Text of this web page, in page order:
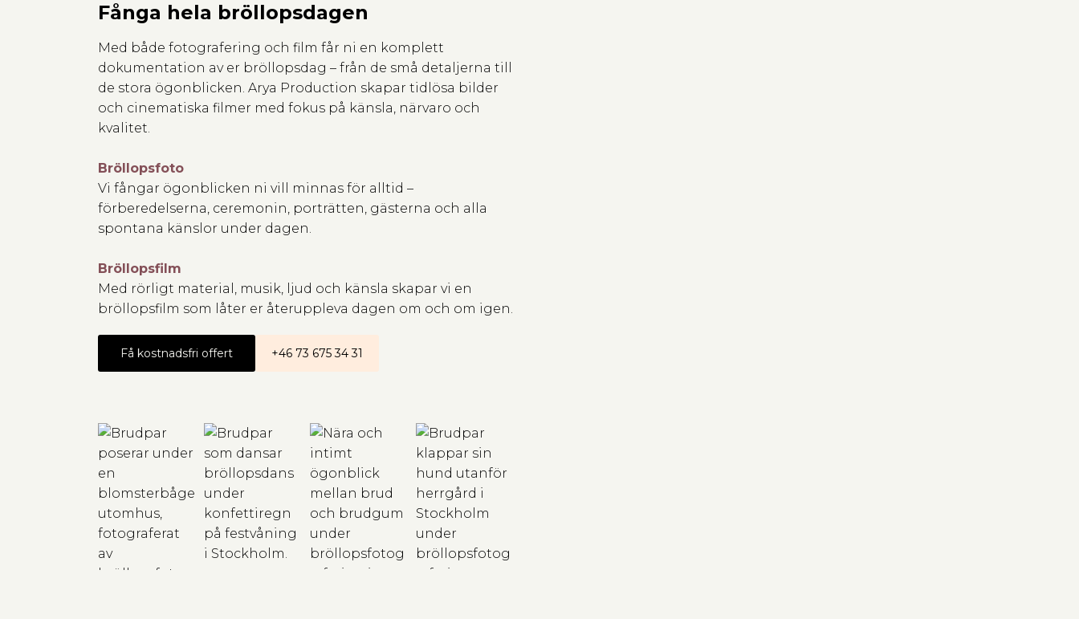
Fånga hela bröllopsdagen
Med både fotografering och film får ni en komplett
dokumentation av er bröllopsdag – från de små detaljerna till
de stora ögonblicken. Arya Production skapar tidlösa bilder
och cinematiska filmer med fokus på känsla, närvaro och
kvalitet.
Bröllopsfoto
Vi fångar ögonblicken ni vill minnas för alltid –
förberedelserna, ceremonin, porträtten, gästerna och alla
spontana känslor under dagen.
Bröllopsfilm
Med rörligt material, musik, ljud och känsla skapar vi en
bröllopsfilm som låter er återuppleva dagen om och om igen.
Få kostnadsfri offert +46 73 675 34 31